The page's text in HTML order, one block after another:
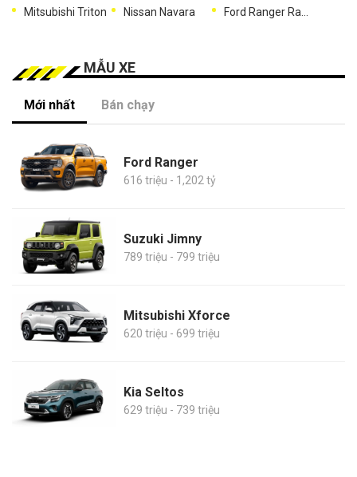
Mitsubishi Triton Nissan Navara Ford Ranger Raptor
MẪU XE
Mới nhất Bán chạy
Ford Ranger
616 triệu - 1,202 tỷ
Suzuki Jimny
789 triệu - 799 triệu
Mitsubishi Xforce
620 triệu - 699 triệu
Kia Seltos
629 triệu - 739 triệu